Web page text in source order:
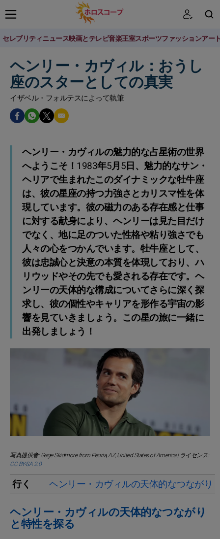
セレブリティニュース映画とテレビ音楽王室スポーツファッションアー
ヘンリー・カヴィル：おうし
座のスターとしての真実
イザベル・フォルテスによって執筆
ヘンリー・カヴィルの魅力的な占星術の世界
へようこそ！1983年5月5日、魅力的なサン・
ヘリアで生まれたこのダイナミックな牡牛座
は、彼の星座の持つ力強さとカリスマ性を体
現しています。彼の磁力のある存在感と仕事
に対する献身により、ヘンリーは見た目だけ
でなく、地に足のついた性格や粘り強さでも
人々の心をつかんでいます。牡牛座として、
彼は忠誠心と決意の本質を体現しており、ハ
リウッドやその先でも愛される存在です。ヘ
ンリーの天体的な構成についてさらに深く探
求し、彼の個性やキャリアを形作る宇宙の影
響を見ていきましょう。この星の旅に一緒に
出発しましょう！
写真提供者: Gage Skidmore from Peoria, AZ, United States of America | ライセンス:
CC BY-SA 2.0
行く ヘンリー・カヴィルの天体的なつながり
ヘンリー・カヴィルの天体的なつながり
と特性を探る